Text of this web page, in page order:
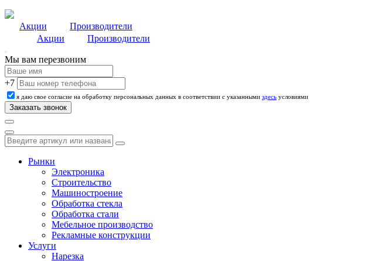
Акции
Производители
Акции
Производители
Мы вам перезвоним
+7
я даю свое согласие на обработку персональных данных в соответствии с указанными здесь условиями
Рынки
Электроника
Строительство
Машиностроение
Обработка стекла
Обработка стали
Мебельное производство
Рекламные конструкции
Услуги
Нарезка